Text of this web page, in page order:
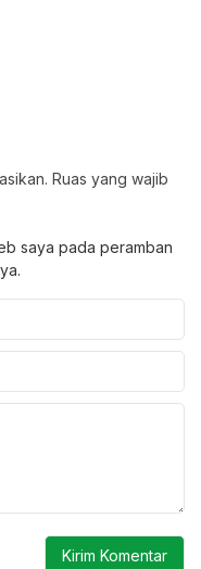
Ruas yang wajib
saya pada peramban